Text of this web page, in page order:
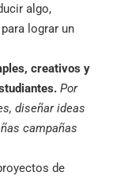
algo,
lograr un
creativos y
Por
diseñar ideas
campañas
de